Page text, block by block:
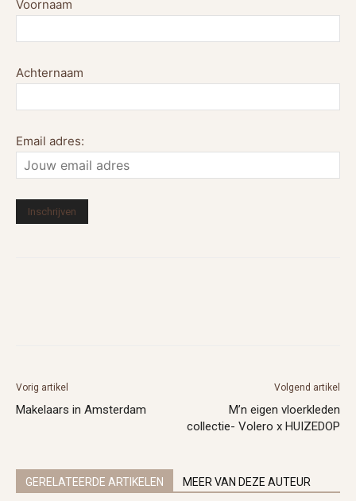
Voornaam
Achternaam
Email adres:
Vorig artikel
Makelaars in Amsterdam
Volgend artikel
M’n eigen vloerkleden
collectie- Volero x HUIZEDOP
GERELATEERDE ARTIKELEN MEER VAN DEZE AUTEUR